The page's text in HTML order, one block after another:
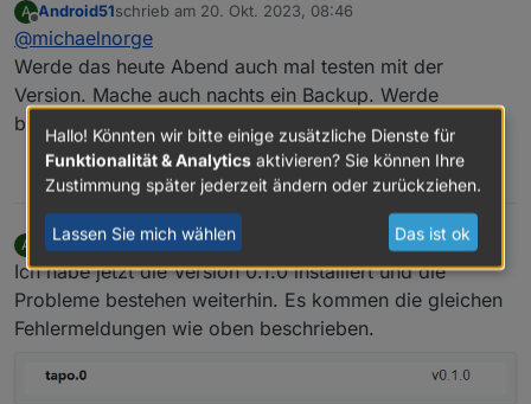
Danach kommen die gleichen Fehler wieder ins
Log, (sprich "tapo.0 (2311) callback.call is not a
function") wahrscheinlich weil ProxMox für das
Backup das System kurzzeitig stoppt und der
Adapter damit nicht klar kommt.
A
Offline
Android51schrieb am 20. Okt. 2023, 08:46
zuletzt editiert von
@michaelnorge
Werde das heute Abend auch mal testen mit der
Version. Mache auch nachts ein Backup. Werde
berichten, wie es sich bei mir verhält.
0
A
Offline
Android51schrieb am20. Okt. 2023, 18:00
zuletzt editiert von
Ich habe jetzt die Version 0.1.0 installiert und die
Probleme bestehen weiterhin. Es kommen die gleichen
Fehlermeldungen wie oben beschrieben.
Hallo! Könnten wir bitte einige zusätzliche Dienste für
Funktionalität & Analytics aktivieren? Sie können Ihre
Zustimmung später jederzeit ändern oder zurückziehen.
Lassen Sie mich wählen Das ist ok